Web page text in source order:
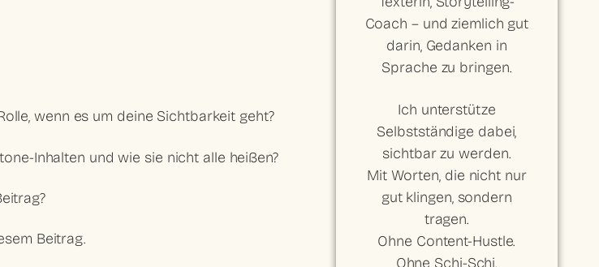
wenn es um deine Sichtbarkeit geht?
Inhalten und wie sie nicht alle heißen?
Beitrag.
Coach – und ziemlich gut
darin, Gedanken in
Sprache zu bringen.
Ich unterstütze
Selbstständige dabei,
sichtbar zu werden.
Mit Worten, die nicht nur
gut klingen, sondern
tragen.
Ohne Content-Hustle.
Ohne Schi-Schi.